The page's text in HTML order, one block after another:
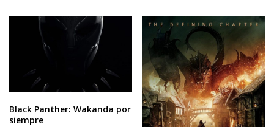
Black Panther: Wakanda por
siempre